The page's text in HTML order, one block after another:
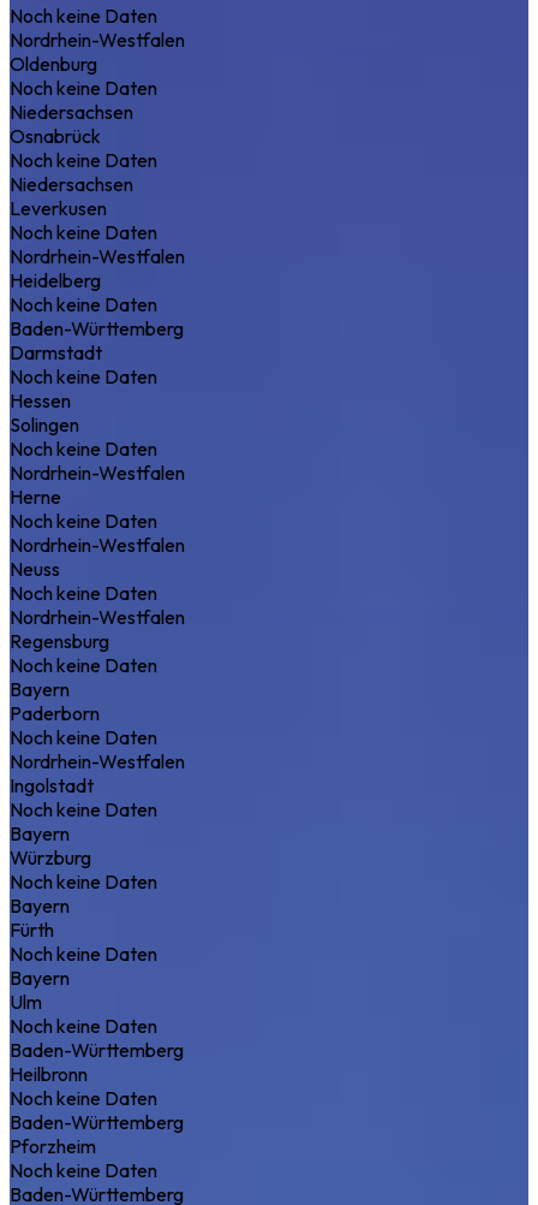
Noch keine Daten
Nordrhein-Westfalen
Oldenburg
Noch keine Daten
Niedersachsen
Osnabrück
Noch keine Daten
Niedersachsen
Leverkusen
Noch keine Daten
Nordrhein-Westfalen
Heidelberg
Noch keine Daten
Baden-Württemberg
Darmstadt
Noch keine Daten
Hessen
Solingen
Noch keine Daten
Nordrhein-Westfalen
Herne
Noch keine Daten
Nordrhein-Westfalen
Neuss
Noch keine Daten
Nordrhein-Westfalen
Regensburg
Noch keine Daten
Bayern
Paderborn
Noch keine Daten
Nordrhein-Westfalen
Ingolstadt
Noch keine Daten
Bayern
Würzburg
Noch keine Daten
Bayern
Fürth
Noch keine Daten
Bayern
Ulm
Noch keine Daten
Baden-Württemberg
Heilbronn
Noch keine Daten
Baden-Württemberg
Pforzheim
Noch keine Daten
Baden-Württemberg